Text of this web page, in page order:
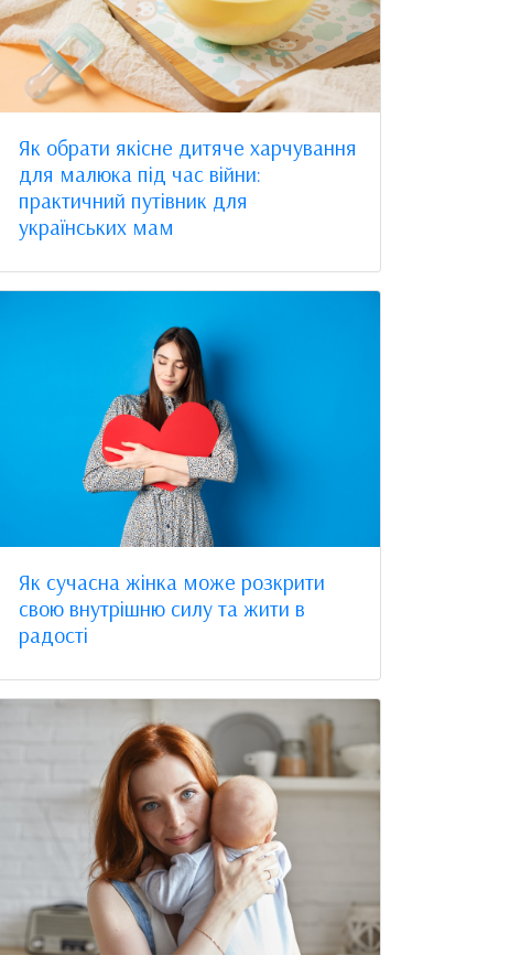
Як обрати якісне дитяче харчування
для малюка під час війни:
практичний путівник для
українських мам
Як сучасна жінка може розкрити
свою внутрішню силу та жити в
радості